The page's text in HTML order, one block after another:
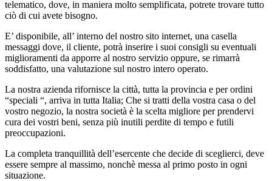
telematico, dove, in maniera molto semplificata, potrete trovare tutto
ciò di cui avete bisogno.
E’ disponibile, all’ interno del nostro sito internet, una casella
messaggi dove, il cliente, potrà inserire i suoi consigli su eventuali
miglioramenti da apporre al nostro servizio oppure, se rimarrà
soddisfatto, una valutazione sul nostro intero operato.
La nostra azienda rifornisce la città, tutta la provincia e per ordini
“speciali “, arriva in tutta Italia; Che si tratti della vostra casa o del
vostro negozio, la nostra società è la scelta migliore per prendervi
cura dei vostri beni, senza più inutili perdite di tempo e futili
preoccupazioni.
La completa tranquillità dell’esercente che decide di sceglierci, deve
essere sempre al massimo, nonchè messa al primo posto in ogni
situazione.